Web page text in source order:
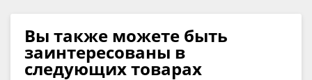
Вы также можете быть
заинтересованы в
следующих товарах